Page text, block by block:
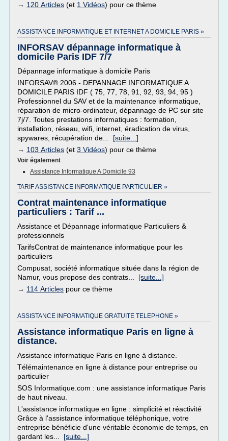
→ 120 Articles (et 1 Vidéos) pour ce thème
ASSISTANCE INFORMATIQUE ET INTERNET A DOMICILE PARIS »
INFORSAV dépannage informatique à
domicile Paris IDF 7/7
Dépannage informatique à domicile Paris
INFORSAV® 2006 - DEPANNAGE INFORMATIQUE A
DOMICILE PARIS IDF ( 75, 77, 78, 91, 92, 93, 94, 95 )
Professionnel du SAV et de la maintenance informatique,
réparation de micro-ordinateur, dépannage de PC sur site
7j/7. Toutes prestations informatiques : formation,
installation, réseau, wifi, internet, éradication de virus,
spywares, récupération de... [suite...]
→ 103 Articles (et 3 Vidéos) pour ce thème
Voir également :
Assistance Informatique A Domicile 93
TARIF ASSISTANCE INFORMATIQUE PARTICULIER »
Contrat maintenance informatique
particuliers : Tarif ...
Assistance et Dépannage informatique Particuliers &
professionnels
TarifsContrat de maintenance informatique pour les
particuliers
Compusat, société informatique située dans la région de
Namur, vous propose des contrats... [suite...]
→ 114 Articles pour ce thème
ASSISTANCE INFORMATIQUE GRATUITE TELEPHONE »
Assistance informatique Paris en ligne à
distance.
Assistance informatique Paris en ligne à distance.
Télémaintenance en ligne à distance pour entreprise ou
particulier
SOS Informatique.com : une assistance informatique Paris
de haut niveau.
L'assistance informatique en ligne : simplicité et réactivité
Grâce à l'assistance informatique téléphonique, votre
entreprise bénéficie d'une véritable économie de temps, en
gardant les... [suite...]